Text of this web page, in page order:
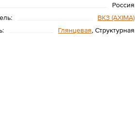
Россия
ВКЗ (AXIMA)
Глянцевая, Структурная